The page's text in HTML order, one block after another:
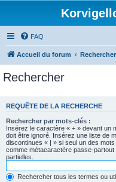
FAQ
Accueil du forum Rechercher
Rechercher
REQUÊTE DE LA RECHERCHE
Rechercher par mots-clés :
Insérez le caractère « + » devant un
doit être ignoré. Insérez une liste de
discontinues « | » si seul un des
comme métacaractère passe-
partielles.
Rechercher tous les termes ou